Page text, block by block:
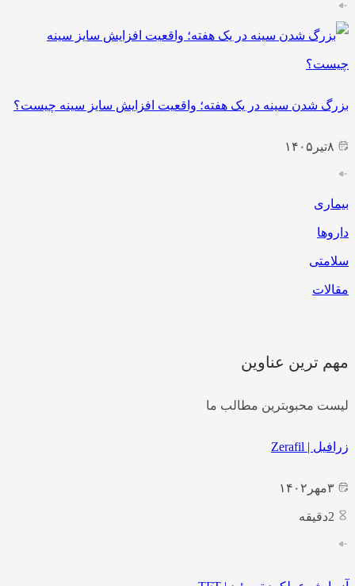
بزرگ شدن سینه در یک هفته؛ واقعیت افزایش سایز سینه چیست؟
۸تیر ۱۴۰۵
بیماری
داروها
سلامتی
مقالات
مهم ترین عناوین
لیست محبوبترین مطالب ما
زرافیل | Zerafil
۳مهر ۱۴۰۲
دقیقه